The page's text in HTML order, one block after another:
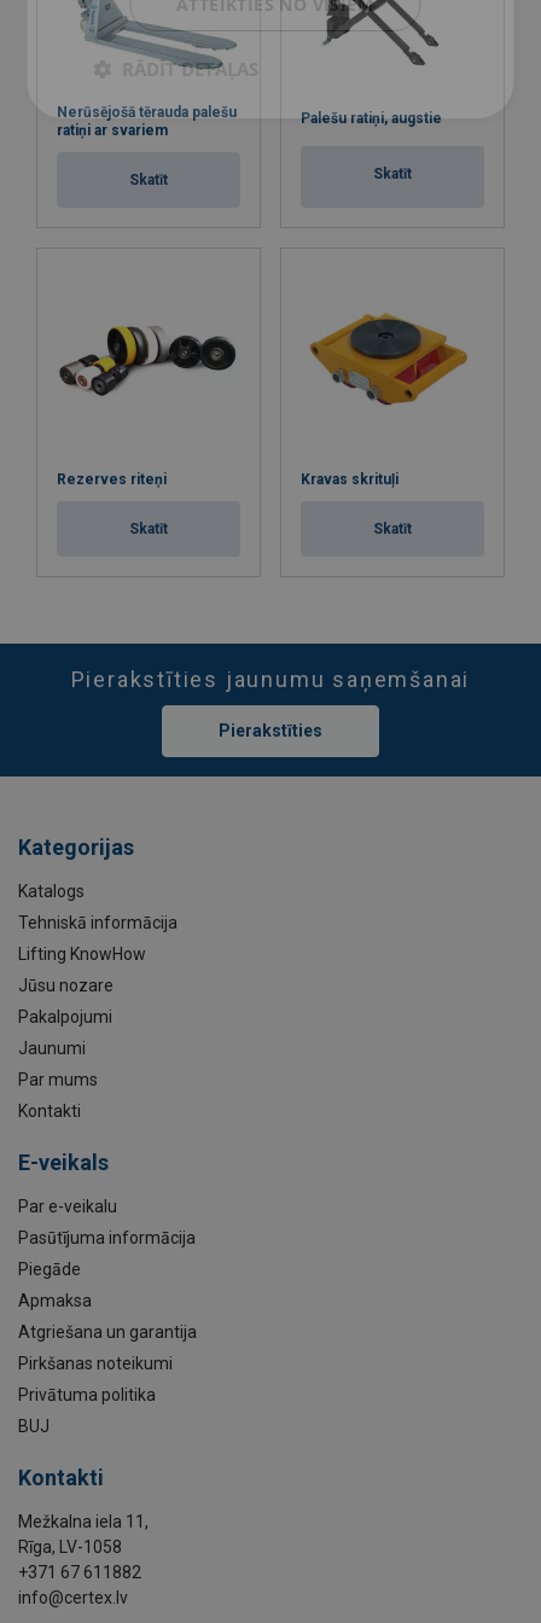
Nerūsējošā tērauda palešu
ratiņi ar svariem
Skatīt
Palešu ratiņi, augstie
Skatīt
Rezerves riteņi
Skatīt
Kravas skrituļi
Skatīt
Pierakstīties jaunumu saņemšanai
Pierakstīties
Kategorijas
Katalogs
Tehniskā informācija
Lifting KnowHow
Jūsu nozare
Pakalpojumi
Jaunumi
Par mums
Kontakti
E-veikals
Par e-veikalu
Pasūtījuma informācija
Piegāde
Apmaksa
Atgriešana un garantija
Pirkšanas noteikumi
Privātuma politika
BUJ
Kontakti
Mežkalna iela 11,
Rīga, LV-1058
+371 67 611882
info@certex.lv
RĀDĪT DETAĻAS